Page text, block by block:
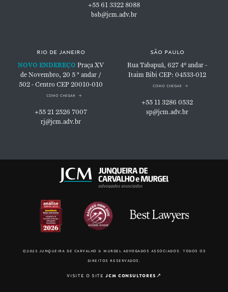
+55 61 3322 8088
bsb@jcm.adv.br
rio de janeiro
NOVO ENDEREÇO Praça XV
de Novembro, 20 5 ° andar /
502 - Centro CEP 20010-010
como chegar
+55 21 2526 7007
rj@jcm.adv.br
são paulo
Rua Tabapuã, 6274º andar -
Itaim BibiCEP: 04533-012
como chegar
+55 11 3286 0532
sp@jcm.adv.br
©2023 junqueira de carvalho & murgel advogados associados. todos os
direitos reservados.
visite o sitejcm consultores ↗